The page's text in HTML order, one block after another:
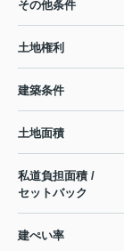
その他条件
土地権利
建築条件
土地面積
私道負担面積 /
セットバック
建ぺい率